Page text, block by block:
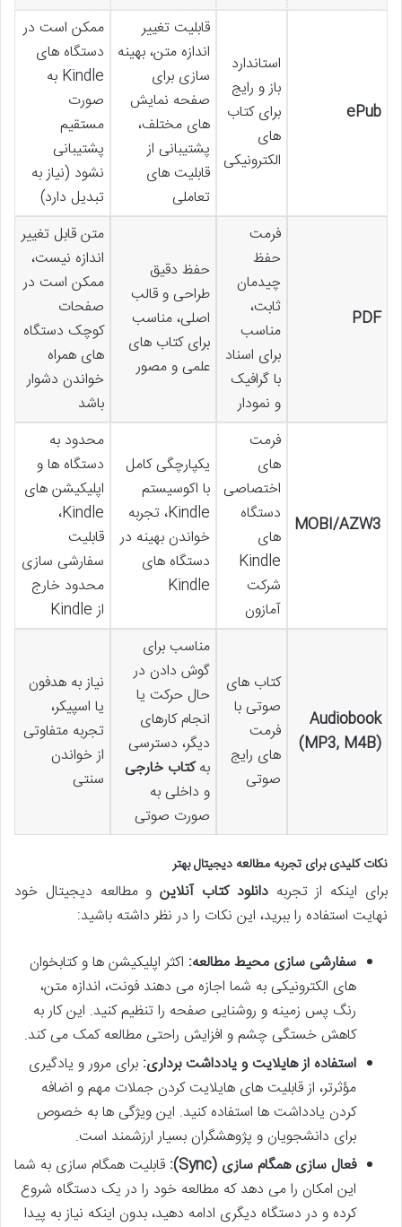
ePub
استاندارد
باز و رایج
برای کتاب
های
الکترونیکی
قابلیت تغییر
اندازه متن، بهینه
سازی برای
صفحه نمایش
های مختلف،
پشتیبانی از
قابلیت های
تعاملی
ممکن است در
دستگاه های
Kindle به
صورت
مستقیم
پشتیبانی
نشود (نیاز به
تبدیل دارد)
PDF
فرمت
حفظ
چیدمان
ثابت،
مناسب
برای اسناد
با گرافیک
و نمودار
حفظ دقیق
طراحی و قالب
اصلی، مناسب
برای کتاب های
علمی و مصور
متن قابل تغییر
اندازه نیست،
ممکن است در
صفحات
کوچک دستگاه
های همراه
خواندن دشوار
باشد
MOBI/AZW3
فرمت
های
اختصاصی
دستگاه
های
Kindle
شرکت
آمازون
یکپارچگی کامل
با اکوسیستم
Kindle، تجربه
خواندن بهینه در
دستگاه های
Kindle
محدود به
دستگاه ها و
اپلیکیشن های
Kindle،
قابلیت
سفارشی سازی
محدود خارج
از Kindle
Audiobook
(MP3, M4B)
کتاب های
صوتی با
فرمت
های رایج
صوتی
مناسب برای
گوش دادن در
حال حرکت یا
انجام کارهای
دیگر، دسترسی
بهکتاب خارجی
و داخلی به
صورت صوتی
نیاز به هدفون
یا اسپیکر،
تجربه متفاوتی
از خواندن
سنتی
نکات کلیدی برای تجربه مطالعه دیجیتال بهتر
برای اینکه از تجربهدانلود کتاب آنلاینو مطالعه دیجیتال خود
نهایت استفاده را ببرید، این نکات را در نظر داشته باشید:
سفارشی سازی محیط مطالعه: اکثر اپلیکیشن ها و کتابخوان
های الکترونیکی به شما اجازه می دهند فونت، اندازه متن،
رنگ پس زمینه و روشنایی صفحه را تنظیم کنید. این کار به
کاهش خستگی چشم و افزایش راحتی مطالعه کمک می کند.
استفاده از هایلایت و یادداشت برداری: برای مرور و یادگیری
مؤثرتر، از قابلیت های هایلایت کردن جملات مهم و اضافه
کردن یادداشت ها استفاده کنید. این ویژگی ها به خصوص
برای دانشجویان و پژوهشگران بسیار ارزشمند است.
فعال سازی همگام سازی (Sync):
قابلیت همگام سازی به شما
این امکان را می دهد که مطالعه خود را در یک دستگاه شروع
کرده و در دستگاه دیگری ادامه دهید، بدون اینکه نیاز به پیدا